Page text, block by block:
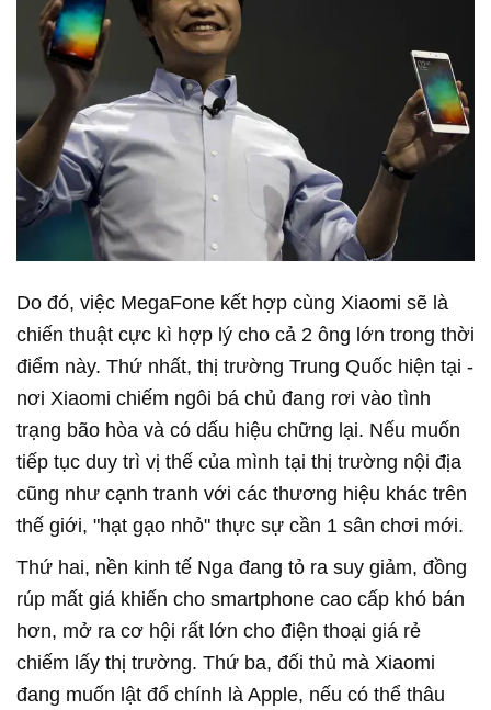
Do đó, việc MegaFone kết hợp cùng Xiaomi sẽ là
chiến thuật cực kì hợp lý cho cả 2 ông lớn trong thời
điểm này. Thứ nhất, thị trường Trung Quốc hiện tại -
nơi Xiaomi chiếm ngôi bá chủ đang rơi vào tình
trạng bão hòa và có dấu hiệu chững lại. Nếu muốn
tiếp tục duy trì vị thế của mình tại thị trường nội địa
cũng như cạnh tranh với các thương hiệu khác trên
thế giới, "hạt gạo nhỏ" thực sự cần 1 sân chơi mới.
Thứ hai, nền kinh tế Nga đang tỏ ra suy giảm, đồng
rúp mất giá khiến cho smartphone cao cấp khó bán
hơn, mở ra cơ hội rất lớn cho điện thoại giá rẻ
chiếm lấy thị trường. Thứ ba, đối thủ mà Xiaomi
đang muốn lật đổ chính là Apple, nếu có thể thâu